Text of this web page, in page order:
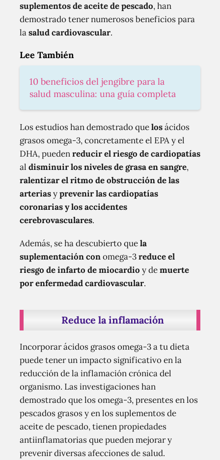
suplementos de aceite de pescado, han
demostrado tener numerosos beneficios para
lasalud cardiovascular.
Lee También
10 beneficios del jengibre para la
salud masculina: una guía completa
Los estudios han demostrado quelosácidos
grasos omega-3, concretamente el EPA y el
DHA, puedenreducir el riesgo de cardiopatías
al disminuir los niveles de grasa en sangre,
ralentizar el ritmo de obstrucción de las
arteriasyprevenir las cardiopatías
coronarias y los accidentes
cerebrovasculares.
Además, se ha descubierto quela
suplementación conomega-3reduce el
riesgo de infarto de miocardio y demuerte
por enfermedad cardiovascular.
Reduce la inflamación
Incorporar ácidos grasos omega-3 a tu dieta
puede tener un impacto significativo en la
reducción de la inflamación crónica del
organismo. Las investigaciones han
demostrado que los omega-3, presentes en los
pescados grasos y en los suplementos de
aceite de pescado, tienen propiedades
antiinflamatorias que pueden mejorar y
prevenir diversas afecciones de salud.